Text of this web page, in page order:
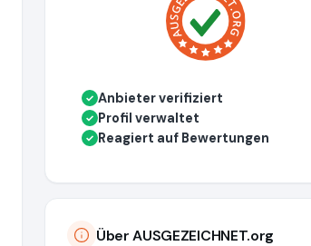
✓ Anbieter verifiziert
✓ Profil verwaltet
✓ Reagiert auf Bewertungen
Über AUSGEZEICHNET.org